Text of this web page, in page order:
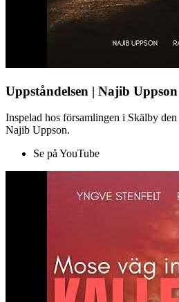
Uppståndelsen | Najib Uppson
Inspelad hos församlingen i Skälby
Najib Uppson.
Se på YouTube